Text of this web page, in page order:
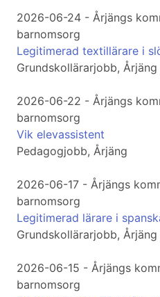
2026-06-24 - Årjängs
barnomsorg
Legitimerad textillärare i
Grundskollärarjobb, Årjäng
2026-06-22 - Årjängs
barnomsorg
Vik elevassistent
Pedagogjobb, Årjäng
2026-06-17 - Årjängs
barnomsorg
Legitimerad lärare i
Grundskollärarjobb, Årjäng
2026-06-15 - Årjängs
barnomsorg